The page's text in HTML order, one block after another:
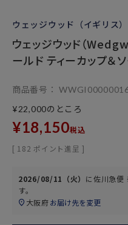
ウェッジウッド（イギリス）
ウェッジウッド（
ールド ティーカップ＆
商品番号
¥22,000のところ
¥18,150税込
[ 182 ポイント進呈 ]
2026/08/11（火） に佐川急便
す。
大阪府お届け先を変更